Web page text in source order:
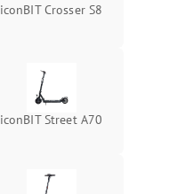
iconBIT Crosser S8
iconBIT Street A70